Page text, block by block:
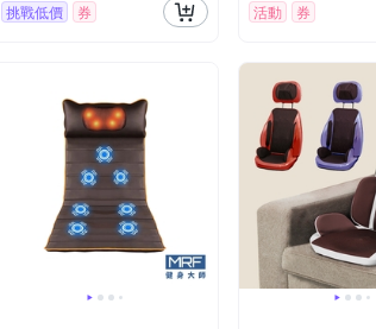
挑戰低價 券 活動 券